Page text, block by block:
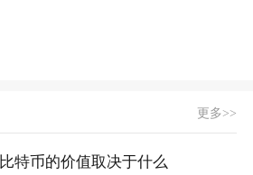
更多>>
比特币的价值取决于什么